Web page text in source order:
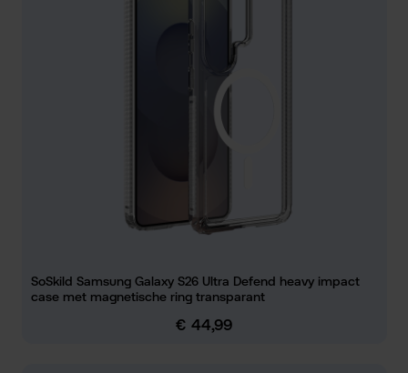
SoSkild Samsung Galaxy S26 Ultra Defend heavy impact
case met magnetische ring transparant
Normale prijs:
€ 44,99